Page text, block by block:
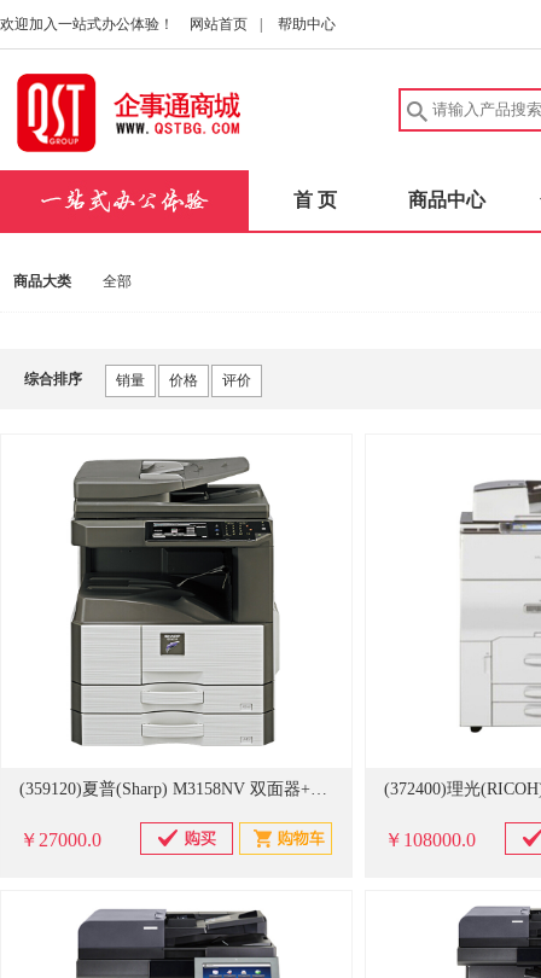
欢迎加入一站式办公体验！ 网站首页 帮助中心
首 页 商品中心
商品大类 全部
综合排序 销量 价格 评价
(359120)夏普(Sharp) M3158NV 双面器+输稿器+网络打印扫描+双层纸盒A3 黑白数码复合机(单位：台)
￥27000.0 ￥108000.0